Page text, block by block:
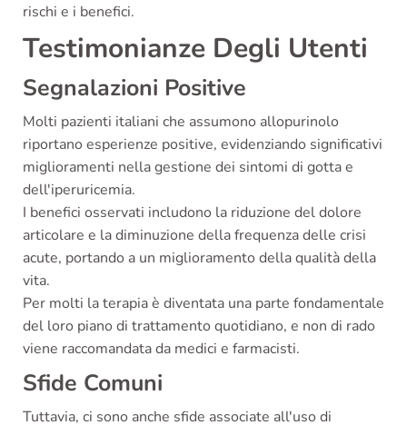
rischi e i benefici.
Testimonianze Degli Utenti
Segnalazioni Positive
Molti pazienti italiani che assumono allopurinolo
riportano esperienze positive, evidenziando significativi
miglioramenti nella gestione dei sintomi di gotta e
dell'iperuricemia.
I benefici osservati includono la riduzione del dolore
articolare e la diminuzione della frequenza delle crisi
acute, portando a un miglioramento della qualità della
vita.
Per molti la terapia è diventata una parte fondamentale
del loro piano di trattamento quotidiano, e non di rado
viene raccomandata da medici e farmacisti.
Sfide Comuni
Tuttavia, ci sono anche sfide associate all'uso di